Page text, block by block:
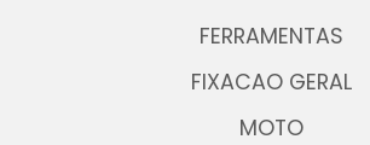
FERRAMENTAS
FIXACAO GERAL
MOTO